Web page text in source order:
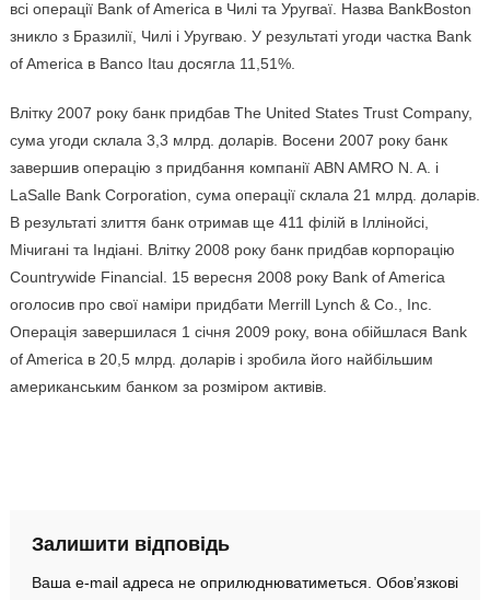
всі операції Bank of America в Чилі та Уругваї. Назва BankBoston
зникло з Бразилії, Чилі і Уругваю. У результаті угоди частка Bank
of America в Banco Itau досягла 11,51%.
Влітку 2007 року банк придбав The United States Trust Company,
сума угоди склала 3,3 млрд. доларів. Восени 2007 року банк
завершив операцію з придбання компанії ABN AMRO N. A. і
LaSalle Bank Corporation, сума операції склала 21 млрд. доларів.
В результаті злиття банк отримав ще 411 філій в Іллінойсі,
Мічигані та Індіані. Влітку 2008 року банк придбав корпорацію
Countrywide Financial. 15 вересня 2008 року Bank of America
оголосив про свої наміри придбати Merrill Lynch & Co., Inc.
Операція завершилася 1 січня 2009 року, вона обійшлася Bank
of America в 20,5 млрд. доларів і зробила його найбільшим
американським банком за розміром активів.
Залишити відповідь
Ваша e-mail адреса не оприлюднюватиметься. Обов’язкові